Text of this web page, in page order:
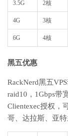
3.5G 2核
4G 3核
6G 4核
黑五优惠
RackNerd黑五
raid10，1Gbps带
Clientexec授权，
哥、达拉斯、亚